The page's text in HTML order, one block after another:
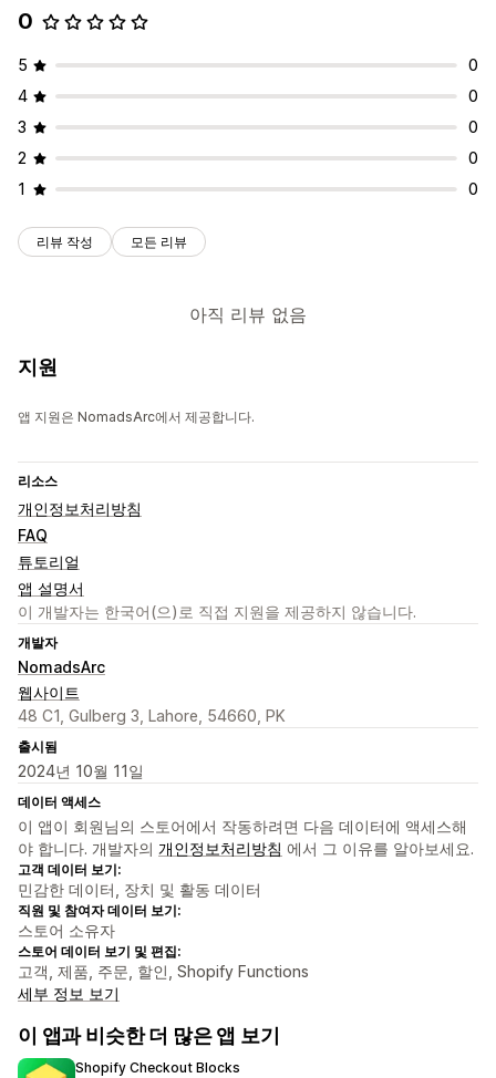
0
5
0
4
0
3
0
2
0
1
0
리뷰 작성 모든 리뷰
아직 리뷰 없음
지원
앱 지원은 NomadsArc에서 제공합니다.
리소스
개인정보처리방침
FAQ
튜토리얼
앱 설명서
이 개발자는 한국어(으)로 직접 지원을 제공하지 않습니다.
개발자
NomadsArc
웹사이트
48 C1, Gulberg 3, Lahore, 54660, PK
출시됨
2024년 10월 11일
데이터 액세스
이 앱이 회원님의 스토어에서 작동하려면 다음 데이터에 액세스해
야 합니다. 개발자의 개인정보처리방침 에서 그 이유를 알아보세요.
고객 데이터 보기:
민감한 데이터, 장치 및 활동 데이터
직원 및 참여자 데이터 보기:
스토어 소유자
스토어 데이터 보기 및 편집:
고객, 제품, 주문, 할인, Shopify Functions
세부 정보 보기
이 앱과 비슷한 더 많은 앱 보기
Shopify Checkout Blocks